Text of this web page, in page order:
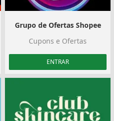
Grupo de Ofertas Shopee
Cupons e Ofertas
ENTRAR